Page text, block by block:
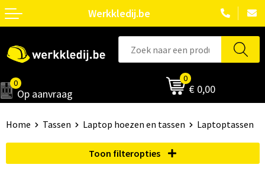
Werkkledij.be
0
Op aanvraag
0
€ 0,00
Home Tassen Laptop hoezen en tassen Laptoptassen
Toon filteropties